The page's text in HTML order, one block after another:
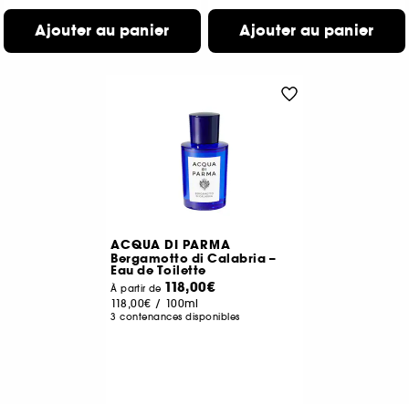
Ajouter au panier Ajouter au panier
ACQUA DI PARMA
Bergamotto di Calabria –
Eau de Toilette
À partir de 118,00€
118,00€ / 100ml
3 contenances disponibles